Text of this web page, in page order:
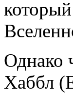
Однако
Хаббл